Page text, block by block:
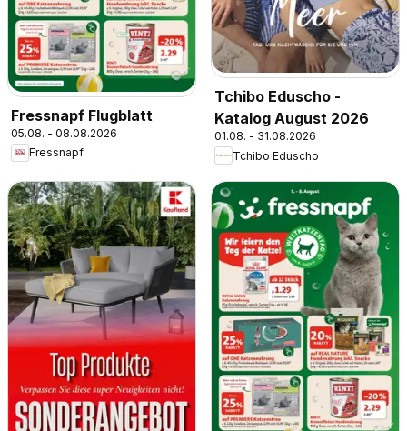
Fressnapf Flugblatt
05.08. - 08.08.2026
Fressnapf
Tchibo Eduscho -
Katalog August 2026
01.08. - 31.08.2026
Tchibo Eduscho